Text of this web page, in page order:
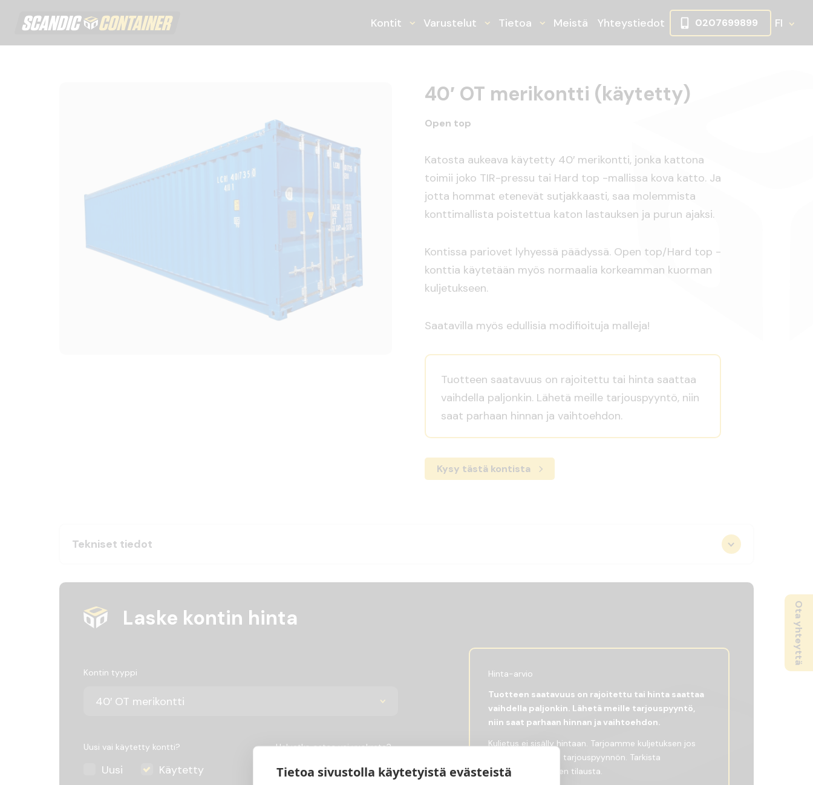
Tietoa sivustolla käytetyistä evästeistä
Kontit
Avaa tai sulje alasvetovalikko
Varustelut
Avaa tai sulje alasvetovalikko
Tietoa
Avaa tai sulje alasvetovalikko
Meistä Yhteystiedot 0207699899 FI
40′ OT merikontti (käytetty)
Open top
Katosta aukeava käytetty 40′ merikontti, jonka kattona
toimii joko TIR-pressu tai Hard top -mallissa kova katto. Ja
jotta hommat etenevät sutjakkaasti, saa molemmista
konttimallista poistettua katon lastauksen ja purun ajaksi.
Kontissa pariovet lyhyessä päädyssä. Open top/Hard top -
konttia käytetään myös normaalia korkeamman kuorman
kuljetukseen.
Saatavilla myös edullisia modifioituja malleja!
Tuotteen saatavuus on rajoitettu tai hinta saattaa
vaihdella paljonkin. Lähetä meille tarjouspyyntö, niin
saat parhaan hinnan ja vaihtoehdon.
Kysy tästä kontista
Tekniset tiedot
Laske kontin hinta
Kontin tyyppi
Uusi vai käytetty kontti?
Uusi Käytetty
Haluatko ostaa vai vuokrata?
Osto Vuokraus
Hinta-arvio
Tuotteen saatavuus on rajoitettu tai hinta saattaa
vaihdella paljonkin. Lähetä meille tarjouspyyntö,
niin saat parhaan hinnan ja vaihtoehdon.
Kuljetus ei sisälly hintaan. Tarjoamme kuljetuksen jos
lähetät alla olevan tarjouspyynnön. Tarkista
kokonaishinta ennen tilausta.
Ota yhteyttä